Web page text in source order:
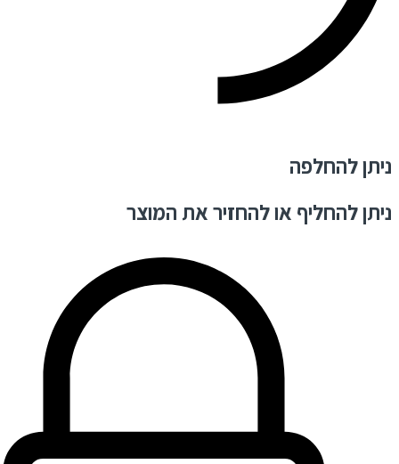
ניתן להחלפה
ניתן להחליף או להחזיר את המוצר